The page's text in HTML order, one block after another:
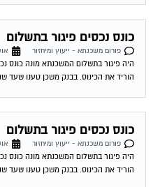
כונס נכסים פיגור בתשלום
פורום משכנתא - ייעוץ ומיחזור
היה פיגור בתשלום המשכנתא מונה כונס
הוריד את הכינוס. בבנק משכן טענו שעד
כונס נכסים פיגור בתשלום
פורום משכנתא - ייעוץ ומיחזור
היה פיגור בתשלום המשכנתא מונה כונס
הוריד את הכינוס. בבנק משכן טענו שעד